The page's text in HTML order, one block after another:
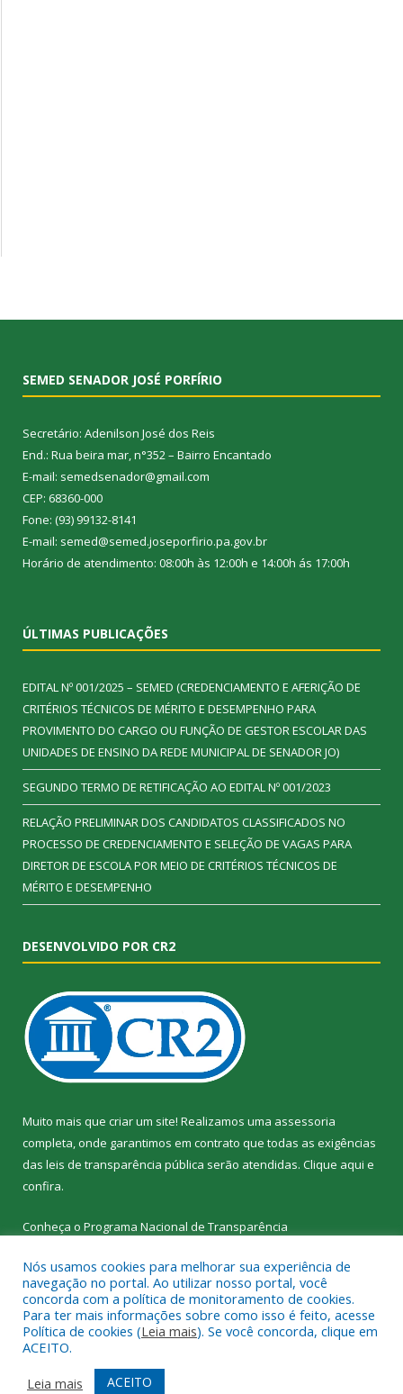
SEMED SENADOR JOSÉ PORFÍRIO
Secretário: Adenilson José dos Reis
End.: Rua beira mar, n°352 – Bairro Encantado
E-mail: semedsenador@gmail.com
CEP: 68360-000
Fone: (93) 99132-8141
E-mail: semed@semed.joseporfirio.pa.gov.br
Horário de atendimento: 08:00h às 12:00h e 14:00h ás 17:00h
ÚLTIMAS PUBLICAÇÕES
EDITAL Nº 001/2025 – SEMED (CREDENCIAMENTO E AFERIÇÃO DE
CRITÉRIOS TÉCNICOS DE MÉRITO E DESEMPENHO PARA
PROVIMENTO DO CARGO OU FUNÇÃO DE GESTOR ESCOLAR DAS
UNIDADES DE ENSINO DA REDE MUNICIPAL DE SENADOR JO)
SEGUNDO TERMO DE RETIFICAÇÃO AO EDITAL Nº 001/2023
RELAÇÃO PRELIMINAR DOS CANDIDATOS CLASSIFICADOS NO
PROCESSO DE CREDENCIAMENTO E SELEÇÃO DE VAGAS PARA
DIRETOR DE ESCOLA POR MEIO DE CRITÉRIOS TÉCNICOS DE
MÉRITO E DESEMPENHO
DESENVOLVIDO POR CR2
Muito mais que criar um site! Realizamos uma assessoria
completa, onde garantimos em contrato que todas as exigências
das leis de transparência pública serão atendidas. Clique aqui e
confira.
Conheça o Programa Nacional de Transparência
Todos os direitos reservados a SEMED – Secretaria Municipal de
Educação de Senador José Porfírio.
Mapa do Site
Acessar Área Administrativa
Nós usamos cookies para melhorar sua experiência de
navegação no portal. Ao utilizar nosso portal, você
concorda com a política de monitoramento de cookies.
Para ter mais informações sobre como isso é feito, acesse
Política de cookies (Leia mais). Se você concorda, clique em
ACEITO.
Leia mais
ACEITO